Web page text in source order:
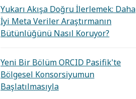
Yukarı Akışa Doğru İlerlemek: Daha
İyi Meta Veriler Araştırmanın
Bütünlüğünü Nasıl Koruyor?
Yeni Bir Bölüm ORCID Pasifik'te
Bölgesel Konsorsiyumun
Başlatılmasıyla